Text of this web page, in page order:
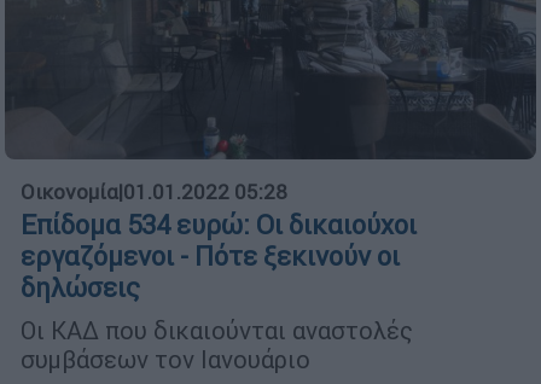
Οικονομία|01.01.2022 05:28
Επίδομα 534 ευρώ: Οι δικαιούχοι
εργαζόμενοι - Πότε ξεκινούν οι
δηλώσεις
Οι ΚΑΔ που δικαιούνται αναστολές
συμβάσεων τον Ιανουάριο